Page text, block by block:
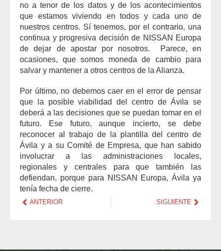
no a tenor de los datos y de los acontecimientos
que estamos viviendo en todos y cada uno de
nuestros centros. Sí tenemos, por el contrario, una
continua y progresiva decisión de NISSAN Europa
de dejar de apostar por nosotros. Parece, en
ocasiones, que somos moneda de cambio para
salvar y mantener a otros centros de la Alianza.
Por último, no debemos caer en el error de pensar
que la posible viabilidad del centro de Ávila se
deberá a las decisiones que se puedan tomar en el
futuro. Ese futuro, aunque incierto, se debe
reconocer al trabajo de la plantilla del centro de
Ávila y a su Comité de Empresa, que han sabido
involucrar a las administraciones locales,
regionales y centrales para que también las
defiendan, porque para NISSAN Europa, Ávila ya
tenía fecha de cierre.
ANTERIOR SIGUIENTE